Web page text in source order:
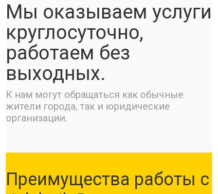
Мы оказываем услуги
круглосуточно,
работаем без
выходных.
К нам могут обращаться как обычные
жители города, так и юридические
организации.
Преимущества работы с